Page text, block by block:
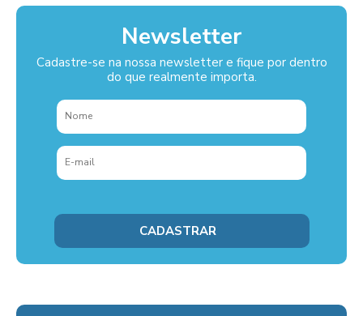
Newsletter
Cadastre-se na nossa newsletter e fique por dentro
do que realmente importa.